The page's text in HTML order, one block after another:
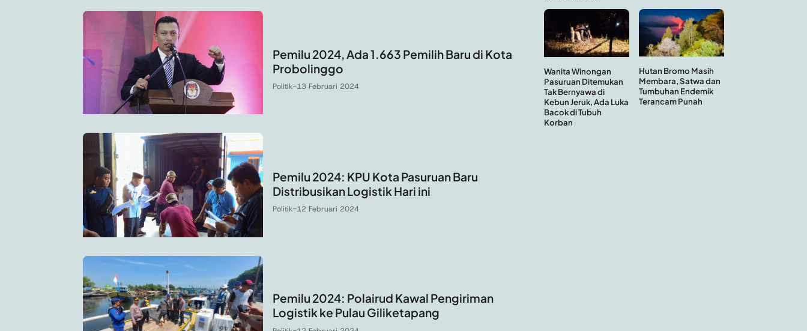
Pemilu 2024, Ada 1.663 Pemilih Baru di Kota
Probolinggo
Politik-13 Februari 2024
Pemilu 2024: KPU Kota Pasuruan Baru
Distribusikan Logistik Hari ini
Politik-12 Februari 2024
Pemilu 2024: Polairud Kawal Pengiriman
Logistik ke Pulau Giliketapang
Wanita Winongan
Pasuruan Ditemukan
Tak Bernyawa di
Kebun Jeruk, Ada Luka
Bacok di Tubuh
Korban
Hutan Bromo Masih
Membara, Satwa dan
Tumbuhan Endemik
Terancam Punah